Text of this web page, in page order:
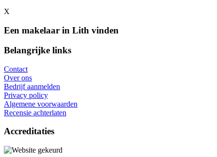
X
Een makelaar in Lith vinden
Belangrijke links
Contact
Over ons
Bedrijf aanmelden
Privacy policy
Algemene voorwaarden
Recensie achterlaten
Accreditaties